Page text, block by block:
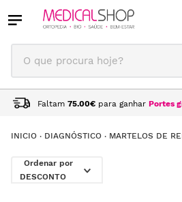
O que procura hoje?
Faltam 75.00€ para ganhar Portes
DIAGNÓSTICO MARTELOS DE
DESCONTO